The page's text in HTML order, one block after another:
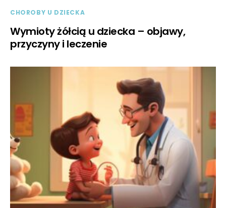
CHOROBY U DZIECKA
Wymioty żółcią u dziecka – objawy,
przyczyny i leczenie